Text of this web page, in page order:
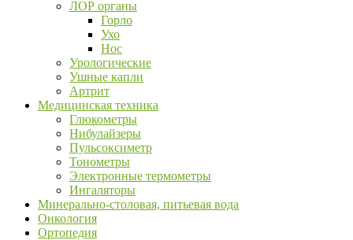
ЛОР органы
Горло
Ухо
Нос
Урологические
Ушные капли
Артрит
Медицинская техника
Глюкометры
Нибулайзеры
Пульсоксиметр
Тонометры
Электронные термометры
Ингаляторы
Минерально-столовая, питьевая вода
Онкология
Ортопедия